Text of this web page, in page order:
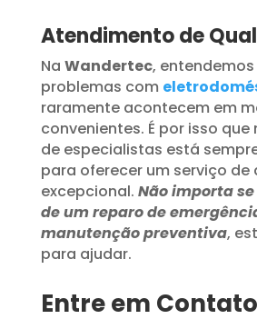
Atendimento de
Na Wandertec,
problemas com
raramente acontecem em
convenientes. É por isso
de especialistas está
para oferecer um serviço de
excepcional. Não importa
de um reparo de
manutenção preventiva,
para ajudar.
Entre em Contato